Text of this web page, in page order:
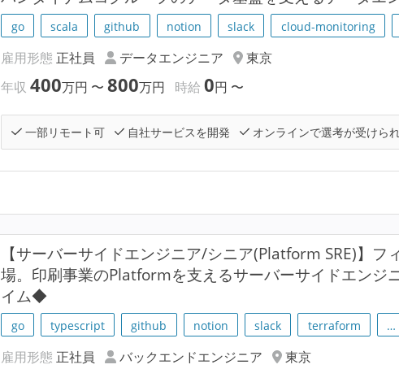
go scala github notion slack cloud-monitoring
雇用形態 正社員 データエンジニア
東京
年収400万円 〜800万円 時給0円 〜
一部リモート可 自社サービスを開発 オンラインで選考が受けら
【サーバーサイドエンジニア/シニア(Platform SRE)】フ
場。印刷事業のPlatformを支えるサーバーサイドエンジ
イム◆
go typescript github notion slack terraform …
雇用形態 正社員 バックエンドエンジニア
東京